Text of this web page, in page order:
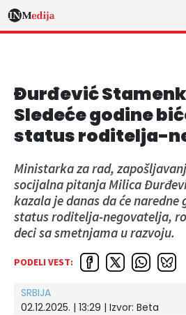
Đurđević
Sledeće godine
status roditelja-
Ministarka za rad,
socijalna pitanja Milica
kazala je danas da će
status roditelja-negovatelja,
deci sa smetnjama u razvoju.
PODELI VEST:
SRBIJA
02.12.2025. | 13:29 | Izvor: Beta